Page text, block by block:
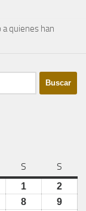
quienes han
S S
1 agosto2
8 agosto9